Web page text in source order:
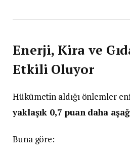
Enerji, Kira ve
Etkili Oluyor
Hükümetin aldığı önlemler
yaklaşık 0,7 puan daha
Buna göre: